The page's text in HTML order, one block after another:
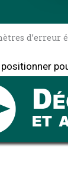
d’erreur